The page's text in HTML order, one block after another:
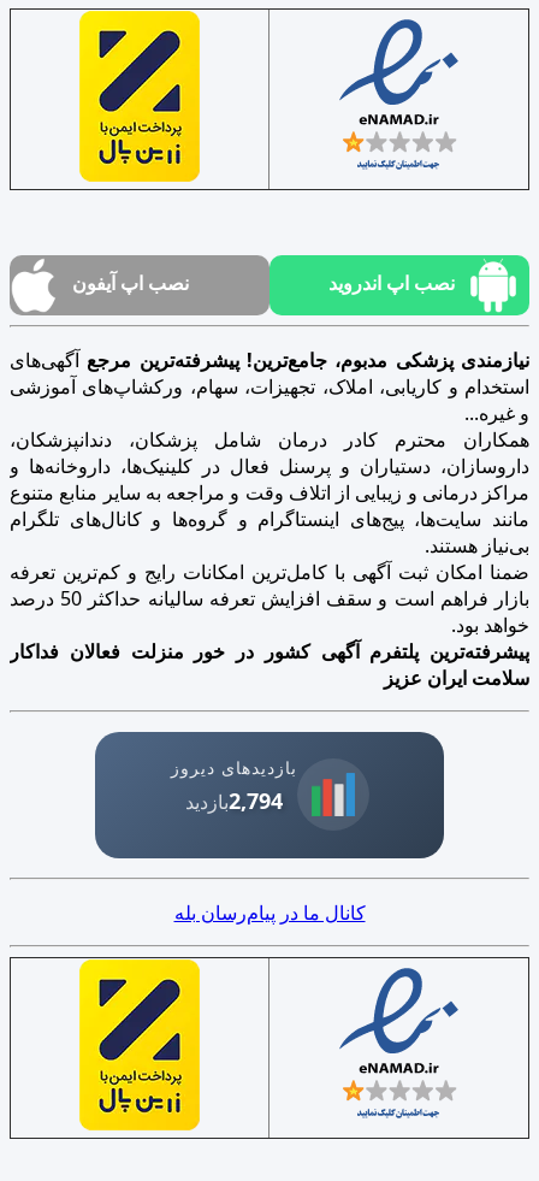
نصب اپ اندروید نصب اپ آیفون
نیازمندی پزشکی مدبوم، جامع‌ترین! پیشرفته‌ترین مرجع آگهی‌های
استخدام و کاریابی، املاک، تجهیزات، سهام، ورکشاپ‌های آموزشی
و غیره...
همکاران محترم کادر درمان شامل پزشکان، دندانپزشکان،
داروسازان، دستیاران و پرسنل فعال در کلینیک‌ها، داروخانه‌ها و
مراکز درمانی و زیبایی از اتلاف وقت و مراجعه به سایر منابع متنوع
مانند سایت‌ها، پیج‌های اینستاگرام و گروه‌ها و کانال‌های تلگرام
بی‌نیاز هستند.
ضمنا امکان ثبت آگهی با کامل‌ترین امکانات رایج و کم‌ترین تعرفه
بازار فراهم است و سقف افزایش تعرفه سالیانه حداکثر 50 درصد
خواهد بود.
پیشرفته‌ترین پلتفرم آگهی کشور در خور منزلت فعالان فداکار
سلامت ایران عزیز
بازدیدهای دیروز
2,794بازدید
کانال ما در پیام‌رسان بله